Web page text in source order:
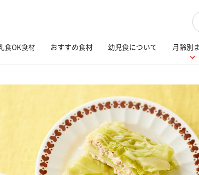
食OK食材 おすすめ食材 幼児食について 月齢別